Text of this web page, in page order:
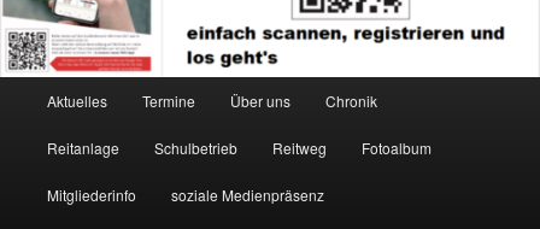
Aktuelles Termine Über uns Chronik
Reitanlage Schulbetrieb Reitweg Fotoalbum
Mitgliederinfo soziale Medienpräsenz